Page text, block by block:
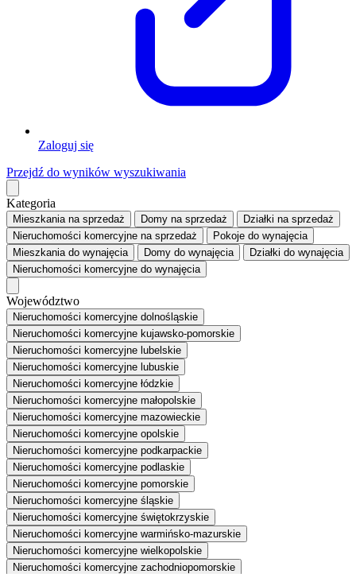
Zaloguj się
Przejdź do wyników wyszukiwania
Kategoria
Mieszkaniana sprzedaż Domy na sprzedaż Działki na sprzedaż
Nieruchomości komercyjne na sprzedaż Pokoje do wynajęcia
Mieszkaniado wynajęcia Domy do wynajęcia Działki do wynajęcia
Nieruchomości komercyjne do wynajęcia
Województwo
Nieruchomości komercyjne dolnośląskie
Nieruchomości komercyjne kujawsko-pomorskie
Nieruchomości komercyjne lubelskie
Nieruchomości komercyjne lubuskie
Nieruchomości komercyjne łódzkie
Nieruchomości komercyjne małopolskie
Nieruchomości komercyjne mazowieckie
Nieruchomości komercyjne opolskie
Nieruchomości komercyjne podkarpackie
Nieruchomości komercyjne podlaskie
Nieruchomości komercyjne pomorskie
Nieruchomości komercyjne śląskie
Nieruchomości komercyjne świętokrzyskie
Nieruchomości komercyjne warmińsko-mazurskie
Nieruchomości komercyjne wielkopolskie
Nieruchomości komercyjne zachodniopomorskie